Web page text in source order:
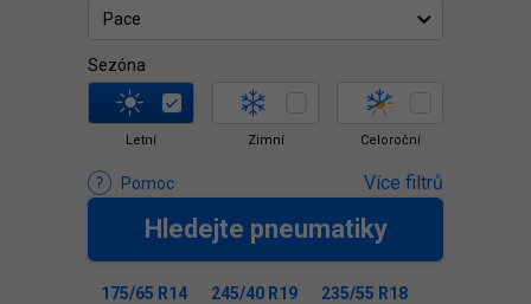
Pace
Sezóna
Letní Zimní Celoroční
Pomoc Více filtrů
Hledejte pneumatiky
175/65 R14 245/40 R19
235/55 R18